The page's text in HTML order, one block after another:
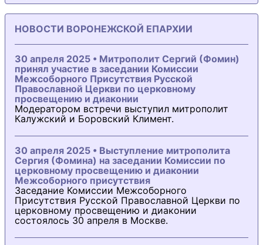
НОВОСТИ ВОРОНЕЖСКОЙ ЕПАРХИИ
30 апреля 2025 • Митрополит Сергий (Фомин)
принял участие в заседании Комиссии
Межсоборного Присутствия Русской
Православной Церкви по церковному
просвещению и диаконии
Модератором встречи выступил митрополит
Калужский и Боровский Климент.
30 апреля 2025 • Выступление митрополита
Сергия (Фомина) на заседании Комиссии по
церковному просвещению и диаконии
Межсоборного присутствия
Заседание Комиссии Межсоборного
Присутствия Русской Православной Церкви по
церковному просвещению и диаконии
состоялось 30 апреля в Москве.